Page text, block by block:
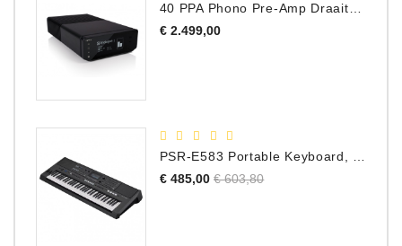
40 PPA Phono Pre-Amp Draaitafel Voorversterker
€ 2.499,00Prijs
€ 485,00 Normale
€ 603,80Prijs